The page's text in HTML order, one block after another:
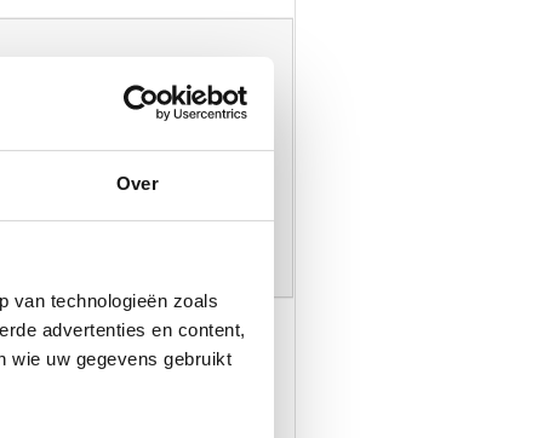
Over
van technologieën zoals
advertenties en content,
wie uw gegevens gebruikt
aankomstdatum, aantal nachten en